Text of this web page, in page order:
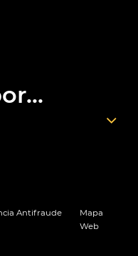
Antifraude
Mapa
Web